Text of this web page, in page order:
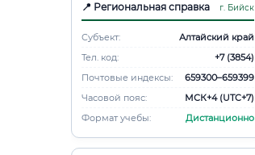
📍 Региональная справка г. Бийск
Субъект:
Алтайский край
Тел. код:
+7 (3854)
Почтовые индексы:
659300–659399
Часовой пояс:
МСК+4 (UTC+7)
Формат учебы:
Дистанционно